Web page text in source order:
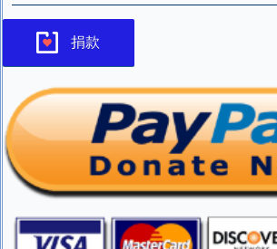
捐款